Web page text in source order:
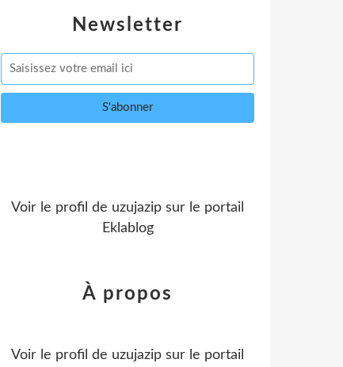
Newsletter
Voir le profil de uzujazip sur le portail
Eklablog
À propos
Voir le profil de uzujazip sur le portail